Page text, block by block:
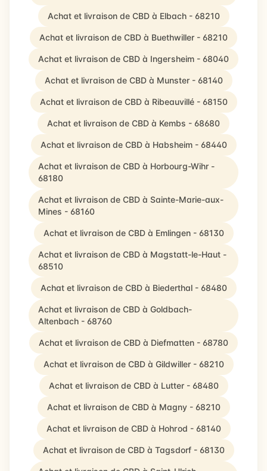
Achat et livraison de CBD à Elbach - 68210
Achat et livraison de CBD à Buethwiller - 68210
Achat et livraison de CBD à Ingersheim - 68040
Achat et livraison de CBD à Munster - 68140
Achat et livraison de CBD à Ribeauvillé - 68150
Achat et livraison de CBD à Kembs - 68680
Achat et livraison de CBD à Habsheim - 68440
Achat et livraison de CBD à Horbourg-Wihr -
68180
Achat et livraison de CBD à Sainte-Marie-aux-
Mines - 68160
Achat et livraison de CBD à Emlingen - 68130
Achat et livraison de CBD à Magstatt-le-Haut -
68510
Achat et livraison de CBD à Biederthal - 68480
Achat et livraison de CBD à Goldbach-
Altenbach - 68760
Achat et livraison de CBD à Diefmatten - 68780
Achat et livraison de CBD à Gildwiller - 68210
Achat et livraison de CBD à Lutter - 68480
Achat et livraison de CBD à Magny - 68210
Achat et livraison de CBD à Hohrod - 68140
Achat et livraison de CBD à Tagsdorf - 68130